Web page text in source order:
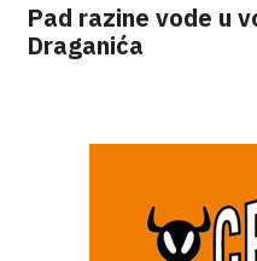
Pad razine vode u
Draganića